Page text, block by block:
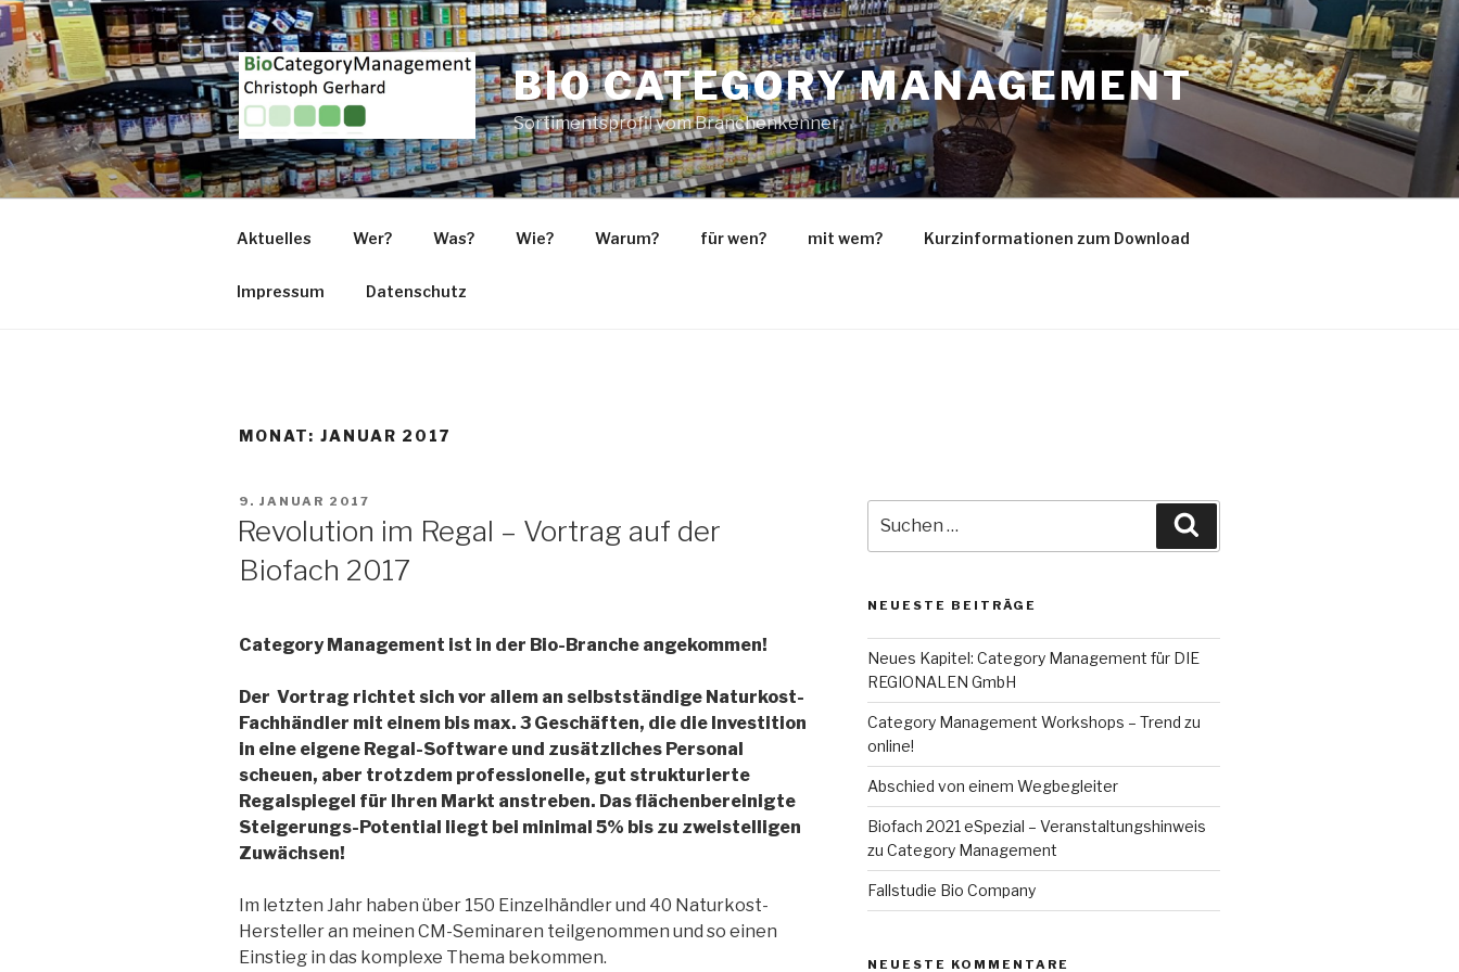
Zum
Inhalt
springen
BIO CATEGORY MANAGEMENT
Sortimentsprofil vom Branchenkenner
Aktuelles Wer? Was? Wie? Warum? für wen? mit wem? Kurzinformationen zum Download
Impressum Datenschutz
MONAT: JANUAR 2017
VERÖFFENTLICHT
AM
9. JANUAR 2017
Revolution im Regal – Vortrag auf der
Biofach 2017
Category Management ist in der Bio-Branche angekommen!
Der Vortrag richtet sich vor allem an selbstständige Naturkost-
Fachhändler mit einem bis max. 3 Geschäften, die die Investition
in eine eigene Regal-Software und zusätzliches Personal
scheuen, aber trotzdem professionelle, gut strukturierte
Regalspiegel für Ihren Markt anstreben. Das flächenbereinigte
Steigerungs-Potential liegt bei minimal 5% bis zu zweistelligen
Zuwächsen!
Im letzten Jahr haben über 150 Einzelhändler und 40 Naturkost-
Hersteller an meinen CM-Seminaren teilgenommen und so einen
Einstieg in das komplexe Thema bekommen.
nach:
NEUESTE BEITRÄGE
Neues Kapitel: Category Management für DIE
REGIONALEN GmbH
Category Management Workshops – Trend zu
online!
Abschied von einem Wegbegleiter
Biofach 2021 eSpezial – Veranstaltungshinweis
zu Category Management
Fallstudie Bio Company
NEUESTE KOMMENTARE